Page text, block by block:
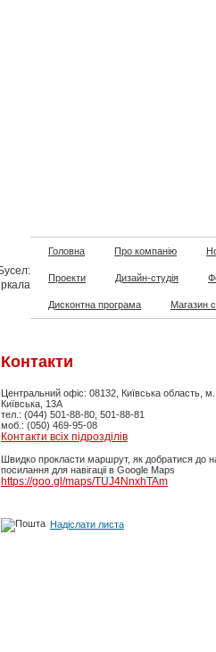
Головна Про компанію
Проекти Дизайн-студія
Дисконтна програма Магазин
Контакти
Центральний офіс: 08132, Київська область,
Київська, 13А
тел.: (044) 501-88-80, 501-88-81
моб.: (050) 469-95-08
Контакти всіх підрозділів
Швидко прокласти маршрут, як добратися до
посилання для навігаціі в Google Maps
https://goo.gl/maps/TUJ4NnxhTAm
Надіслати листа